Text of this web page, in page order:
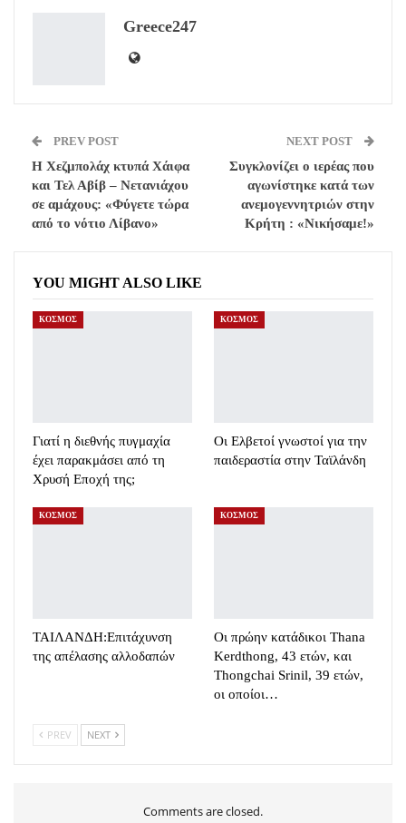
Greece247
PREV POST
H Χεζμπολάχ κτυπά Χάιφα
και Τελ Αβίβ – Νετανιάχου
σε αμάχους: «Φύγετε τώρα
από το νότιο Λίβανο»
NEXT POST
Συγκλονίζει ο ιερέας που
αγωνίστηκε κατά των
ανεμογεννητριών στην
Κρήτη : «Νικήσαμε!»
YOU MIGHT ALSO LIKE
ΚΟΣΜΟΣ
Γιατί η διεθνής πυγμαχία
έχει παρακμάσει από τη
Χρυσή Εποχή της;
ΚΟΣΜΟΣ
Oι Ελβετοί γνωστοί για την
παιδεραστία στην Ταϊλάνδη
ΚΟΣΜΟΣ
ΤΑΙΛΑΝΔΗ:Eπιτάχυνση
της απέλασης αλλοδαπών
ΚΟΣΜΟΣ
Οι πρώην κατάδικοι Thana
Kerdthong, 43 ετών, και
Thongchai Srinil, 39 ετών,
οι οποίοι…
PREV NEXT
Comments are closed.